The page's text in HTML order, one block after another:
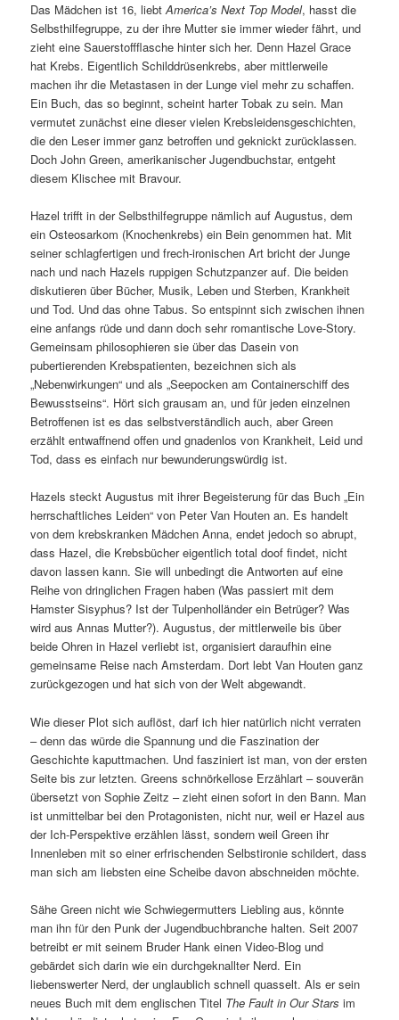
Das Mädchen ist 16, liebtAmerica’s Next Top Model, hasst die
Selbsthilfegruppe, zu der ihre Mutter sie immer wieder fährt, und
zieht eine Sauerstoffflasche hinter sich her. Denn Hazel Grace
hat Krebs. Eigentlich Schilddrüsenkrebs, aber mittlerweile
machen ihr die Metastasen in der Lunge viel mehr zu schaffen.
Ein Buch, das so beginnt, scheint harter Tobak zu sein. Man
vermutet zunächst eine dieser vielen Krebsleidensgeschichten,
die den Leser immer ganz betroffen und geknickt zurücklassen.
Doch John Green, amerikanischer Jugendbuchstar, entgeht
diesem Klischee mit Bravour.
Hazel trifft in der Selbsthilfegruppe nämlich auf Augustus, dem
ein Osteosarkom (Knochenkrebs) ein Bein genommen hat. Mit
seiner schlagfertigen und frech-ironischen Art bricht der Junge
nach und nach Hazels ruppigen Schutzpanzer auf. Die beiden
diskutieren über Bücher, Musik, Leben und Sterben, Krankheit
und Tod. Und das ohne Tabus. So entspinnt sich zwischen ihnen
eine anfangs rüde und dann doch sehr romantische Love-Story.
Gemeinsam philosophieren sie über das Dasein von
pubertierenden Krebspatienten, bezeichnen sich als
„Nebenwirkungen“ und als „Seepocken am Containerschiff des
Bewusstseins“. Hört sich grausam an, und für jeden einzelnen
Betroffenen ist es das selbstverständlich auch, aber Green
erzählt entwaffnend offen und gnadenlos von Krankheit, Leid und
Tod, dass es einfach nur bewunderungswürdig ist.
Hazels steckt Augustus mit ihrer Begeisterung für das Buch „Ein
herrschaftliches Leiden“ von Peter Van Houten an. Es handelt
von dem krebskranken Mädchen Anna, endet jedoch so abrupt,
dass Hazel, die Krebsbücher eigentlich total doof findet, nicht
davon lassen kann. Sie will unbedingt die Antworten auf eine
Reihe von dringlichen Fragen haben (Was passiert mit dem
Hamster Sisyphus? Ist der Tulpenholländer ein Betrüger? Was
wird aus Annas Mutter?). Augustus, der mittlerweile bis über
beide Ohren in Hazel verliebt ist, organisiert daraufhin eine
gemeinsame Reise nach Amsterdam. Dort lebt Van Houten ganz
zurückgezogen und hat sich von der Welt abgewandt.
Wie dieser Plot sich auflöst, darf ich hier natürlich nicht verraten
– denn das würde die Spannung und die Faszination der
Geschichte kaputtmachen. Und fasziniert ist man, von der ersten
Seite bis zur letzten. Greens schnörkellose Erzählart – souverän
übersetzt von Sophie Zeitz – zieht einen sofort in den Bann. Man
ist unmittelbar bei den Protagonisten, nicht nur, weil er Hazel aus
der Ich-Perspektive erzählen lässt, sondern weil Green ihr
Innenleben mit so einer erfrischenden Selbstironie schildert, dass
man sich am liebsten eine Scheibe davon abschneiden möchte.
Sähe Green nicht wie Schwiegermutters Liebling aus, könnte
man ihn für den Punk der Jugendbuchbranche halten. Seit 2007
betreibt er mit seinem Bruder Hank einen Video-Blog und
gebärdet sich darin wie ein durchgeknallter Nerd. Ein
liebenswerter Nerd, der unglaublich schnell quasselt. Als er sein
neues Buch mit dem englischen Titel The Fault in Our Stars im